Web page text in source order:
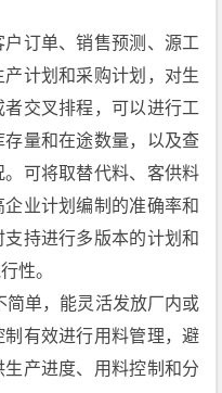
订单、销售预测、源工
计划和采购计划，对生
交叉排程，可以进行工
量和在途数量，以及查
可将取替代料、客供料
业计划编制的准确率和
持进行多版本的计划和
性。
简单，能灵活发放厂内或
有效进行用料管理，避
产进度、用料控制和分